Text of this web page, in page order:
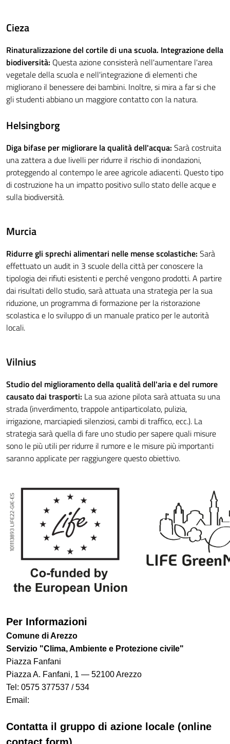
Cieza
Rinaturalizzazione del cortile di una scuola. Integrazione della
biodiversità: Questa azione consisterà nell'aumentare l'area
vegetale della scuola e nell'integrazione di elementi che
migliorano il benessere dei bambini. Inoltre, si mira a far si che
gli studenti abbiano un maggiore contatto con la natura.
Helsingborg
Diga bifase per migliorare la qualità dell'acqua: Sarà costruita
una zattera a due livelli per ridurre il rischio di inondazioni,
proteggendo al contempo le aree agricole adiacenti. Questo tipo
di costruzione ha un impatto positivo sullo stato delle acque e
sulla biodiversità.
Murcia
Ridurre gli sprechi alimentari nelle mense scolastiche: Sarà
effettuato un audit in 3 scuole della città per conoscere la
tipologia dei rifiuti esistenti e perché vengono prodotti. A partire
dai risultati dello studio, sarà attuata una strategia per la sua
riduzione, un programma di formazione per la ristorazione
scolastica e lo sviluppo di un manuale pratico per le autorità
locali.
Vilnius
Studio del miglioramento della qualità dell'aria e del rumore
causato dai trasporti: La sua azione pilota sarà attuata su una
strada (inverdimento, trappole antiparticolato, pulizia,
irrigazione, marciapiedi silenziosi, cambi di traffico, ecc.). La
strategia sarà quella di fare uno studio per sapere quali misure
sono le più utili per ridurre il rumore e le misure più importanti
saranno applicate per raggiungere questo obiettivo.
Per Informazioni
Comune di Arezzo
Servizio "Clima, Ambiente e Protezione civile"
Piazza Fanfani
Piazza A. Fanfani, 1 — 52100 Arezzo
Tel: 0575 377537 / 534
Email:
Contatta il gruppo di azione locale (online